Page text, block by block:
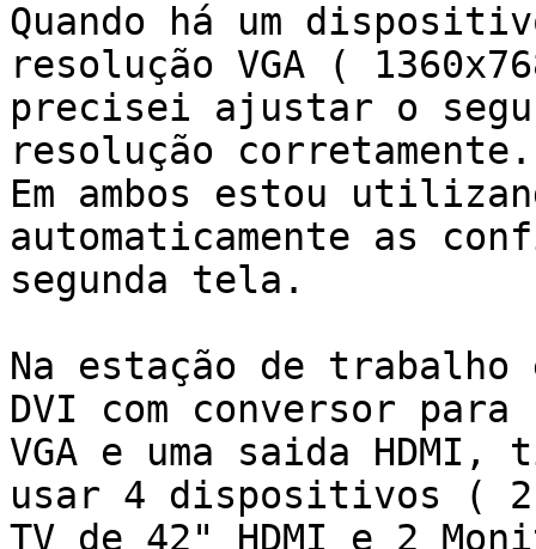
Quando há um
resolução VGA (
precisei ajustar o
resolução corretamente.
Em ambos estou
automaticamente as
segunda tela.
Na estação de
DVI com conversor para
VGA e uma saida
usar 4 dispositivos ( 2
TV de 42" HDMI e 2